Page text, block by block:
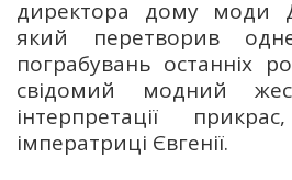
директора дому моди
який перетворив
пограбувань останніх
свідомий модний
інтерпретації
імператриці Євгенії.